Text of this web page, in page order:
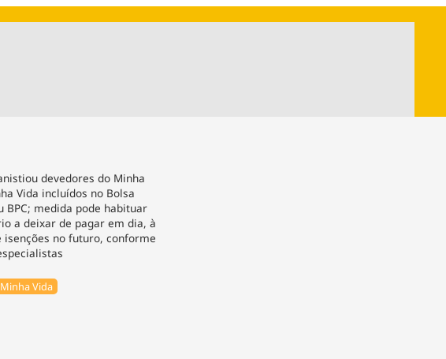
devedores do Minha
Vida incluídos no Bolsa
BPC; medida pode habituar
a deixar de pagar em dia, à
isenções no futuro, conforme
Vida